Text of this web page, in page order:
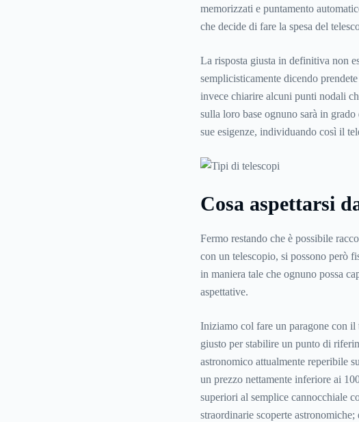
memorizzati e puntamento
che decide di fare la spesa del
La risposta giusta in definitiva non
semplicisticamente dicendo
invece chiarire alcuni punti nodali
sulla loro base ognuno sarà in
sue esigenze, individuando così il
Cosa aspettarsi
Fermo restando che è possibile
con un telescopio, si possono però
in maniera tale che ognuno possa
aspettative.
Iniziamo col fare un paragone con
giusto per stabilire un punto di
astronomico attualmente reperibile
un prezzo nettamente inferiore ai
superiori al semplice cannocchiale
straordinarie scoperte